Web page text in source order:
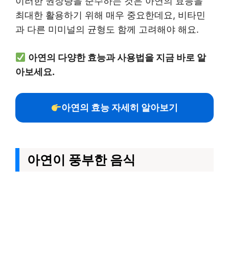
최대한 활용하기 위해 매우 중요한데요, 비타민
과 다른 미미널의 균형도 함께 고려해야 해요.
아연의 다양한 효능과 사용법을 지금 바로 알
아보세요.
아연의 효능 자세히 알아보기
아연이 풍부한 음식